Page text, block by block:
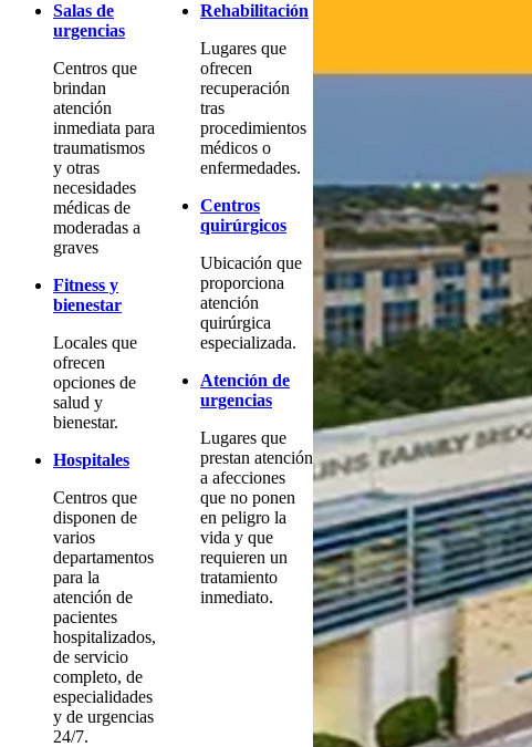
Salas de
urgencias
Centros que
brindan
atención
inmediata para
traumatismos
y otras
necesidades
médicas de
moderadas a
graves
Fitness y
bienestar
Locales que
ofrecen
opciones de
salud y
bienestar.
Hospitales
Centros que
disponen de
varios
departamentos
para la
atención de
pacientes
hospitalizados,
de servicio
completo, de
especialidades
y de urgencias
24/7.
Rehabilitación
Lugares que
ofrecen
recuperación
tras
procedimientos
médicos o
enfermedades.
Centros
quirúrgicos
Ubicación que
proporciona
atención
quirúrgica
especializada.
Atención de
urgencias
Lugares que
prestan atención
a afecciones
que no ponen
en peligro la
vida y que
requieren un
tratamiento
inmediato.